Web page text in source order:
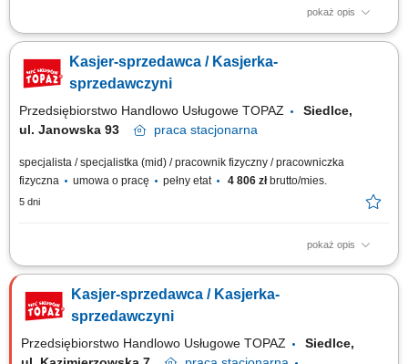
pokaż opis
Twoje główne zadania: zapewnienie profesjonalnej obsługi Klientów
właściwą ekspozycję produktów monitorowanie terminów przydatności do
spożycia
Kasjer-sprzedawca / Kasjerka-
sprzedawczyni
Przedsiębiorstwo Handlowo Usługowe TOPAZ
Siedlce,
ul. Janowska 93
praca stacjonarna
specjalista / specjalistka (mid) / pracownik fizyczny / pracowniczka
fizyczna
umowa o pracę pełny etat 4 806 złbrutto/mies.
5 dni
pokaż opis
Twoje główne zadania: zapewnienie profesjonalnej obsługi Klientów
właściwą ekspozycję produktów monitorowanie terminów przydatności do
spożycia
Kasjer-sprzedawca / Kasjerka-
sprzedawczyni
Przedsiębiorstwo Handlowo Usługowe TOPAZ
Siedlce,